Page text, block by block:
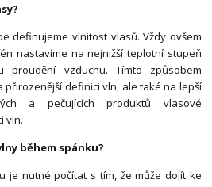
definujeme vlnitost vlasů. Vždy ovšem
nastavíme na nejnižší teplotní stupeň
proudění vzduchu. Tímto způsobem
definici vln, ale také na lepší
a pečujících produktů vlasové
vln.
během spánku?
je nutné počítat s tím, že může dojít ke